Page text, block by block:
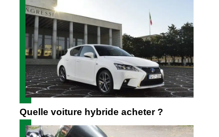
Quelle voiture hybride acheter ?